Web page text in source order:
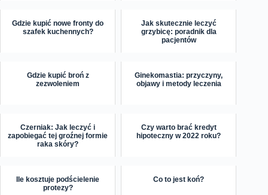
Gdzie kupić nowe fronty do
szafek kuchennych?
Jak skutecznie leczyć
grzybicę: poradnik dla
pacjentów
Gdzie kupić broń z
zezwoleniem
Ginekomastia: przyczyny,
objawy i metody leczenia
Czerniak: Jak leczyć i
zapobiegać tej groźnej formie
raka skóry?
Czy warto brać kredyt
hipoteczny w 2022 roku?
Ile kosztuje podścielenie
protezy?
Co to jest koń?